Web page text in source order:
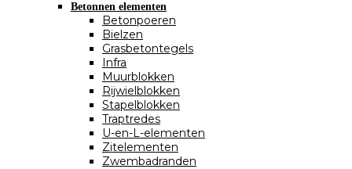
Betonnen elementen
Betonpoeren
Bielzen
Grasbetontegels
Infra
Muurblokken
Rijwielblokken
Stapelblokken
Traptredes
U-en-L-elementen
Zitelementen
Zwembadranden